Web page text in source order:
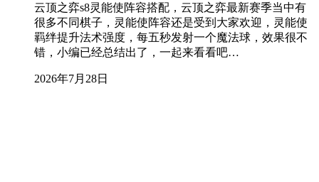
云顶之弈s8灵能使阵容搭配，云顶之弈最新赛季当中有
很多不同棋子，灵能使阵容还是受到大家欢迎，灵能使
羁绊提升法术强度，每五秒发射一个魔法球，效果很不
错，小编已经总结出了，一起来看看吧…
2026年7月28日